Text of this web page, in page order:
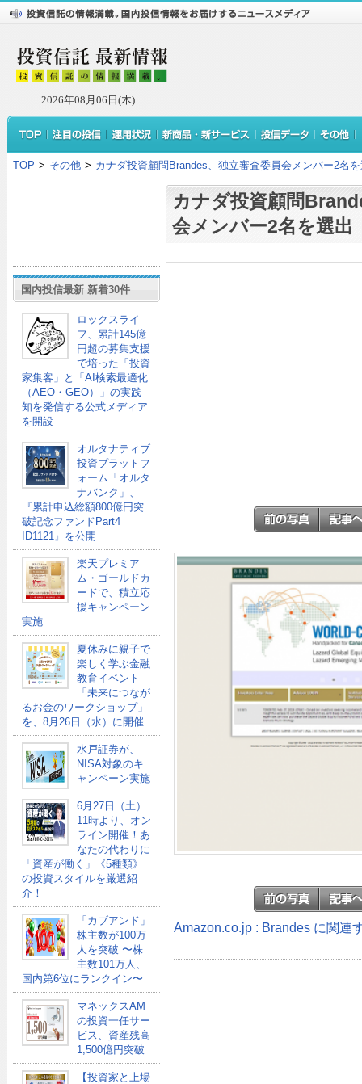
2026年08月06日(木)
TOP > その他 > カナダ投資顧問Brandes、独立審査委員会メンバー2名
国内投信最新 新着30件
ロックスライ
フ、累計145億
円超の募集支援
で培った「投資
家集客」と「AI検索最適化
（AEO・GEO）」の実践
知を発信する公式メディア
を開設
オルタナティブ
投資プラットフ
ォーム「オルタ
ナバンク」、
『累計申込総額800億円突
破記念ファンドPart4
ID1121』を公開
楽天プレミア
ム・ゴールドカ
ードで、積立応
援キャンペーン
実施
夏休みに親子で
楽しく学ぶ金融
教育イベント
「未来につなが
るお金のワークショップ」
を、8月26日（水）に開催
水戸証券が、
NISA対象のキ
ャンペーン実施
6月27日（土）
11時より、オン
ライン開催！あ
なたの代わりに
「資産が働く」《5種類》
の投資スタイルを厳選紹
介！
「カブアンド」
株主数が100万
人を突破 〜株
主数101万人、
国内第6位にランクイン〜
マネックスAM
の投資一任サー
ビス、資産残高
1,500億円突破
【投資家と上場
カナダ投資顧問
会メンバー2名を選出
Amazon.co.jp : Brandes に関連